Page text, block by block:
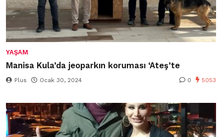
YAŞAM
Manisa Kula’da jeoparkın koruması ‘Ateş’te
Plus Ocak 30, 2024 0 5053